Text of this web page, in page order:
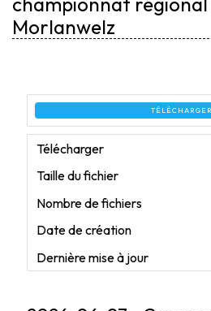
Morlanwelz
TÉLÉCHARGER
Télécharger
Taille du fichier
Nombre de fichiers
Date de création
Dernière mise à jour